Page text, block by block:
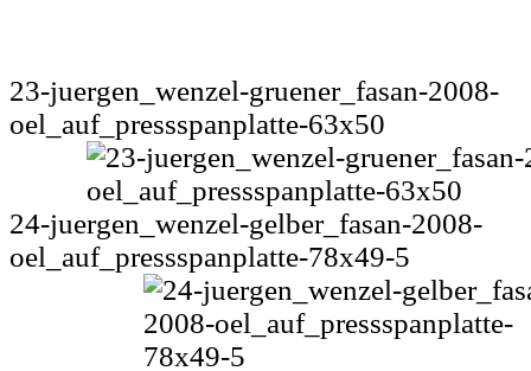
23-juergen_wenzel-gruener_fasan-2008-
oel_auf_pressspanplatte-63x50
24-juergen_wenzel-gelber_fasan-2008-
oel_auf_pressspanplatte-78x49-5